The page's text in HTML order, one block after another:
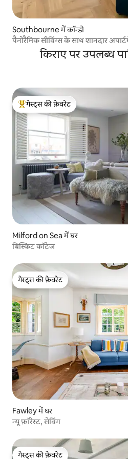
Southbourne में कॉन्डो
पैनोरैमिक सीविंग्स के साथ शानदार
किराए पर उपलब्ध
गेस्ट्स का टॉप फ़ेवरेट
गेस्ट्स की फ़ेवरेट
Milford on Sea में घर
बिस्किट कॉटेज
गेस्ट्स की फ़ेवरेट
गेस्ट्स की फ़ेवरेट
Fawley में घर
न्यू फ़ॉरेस्ट, सेविंग
गेस्ट्स की फ़ेवरेट